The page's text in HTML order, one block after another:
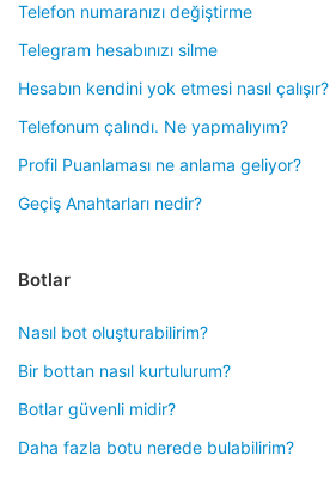
Telefon numaranızı değiştirme
Telegram hesabınızı silme
Hesabın kendini yok etmesi nasıl çalışır?
Telefonum çalındı. Ne yapmalıyım?
Profil Puanlaması ne anlama geliyor?
Geçiş Anahtarları nedir?
Botlar
Nasıl bot oluşturabilirim?
Bir bottan nasıl kurtulurum?
Botlar güvenli midir?
Daha fazla botu nerede bulabilirim?